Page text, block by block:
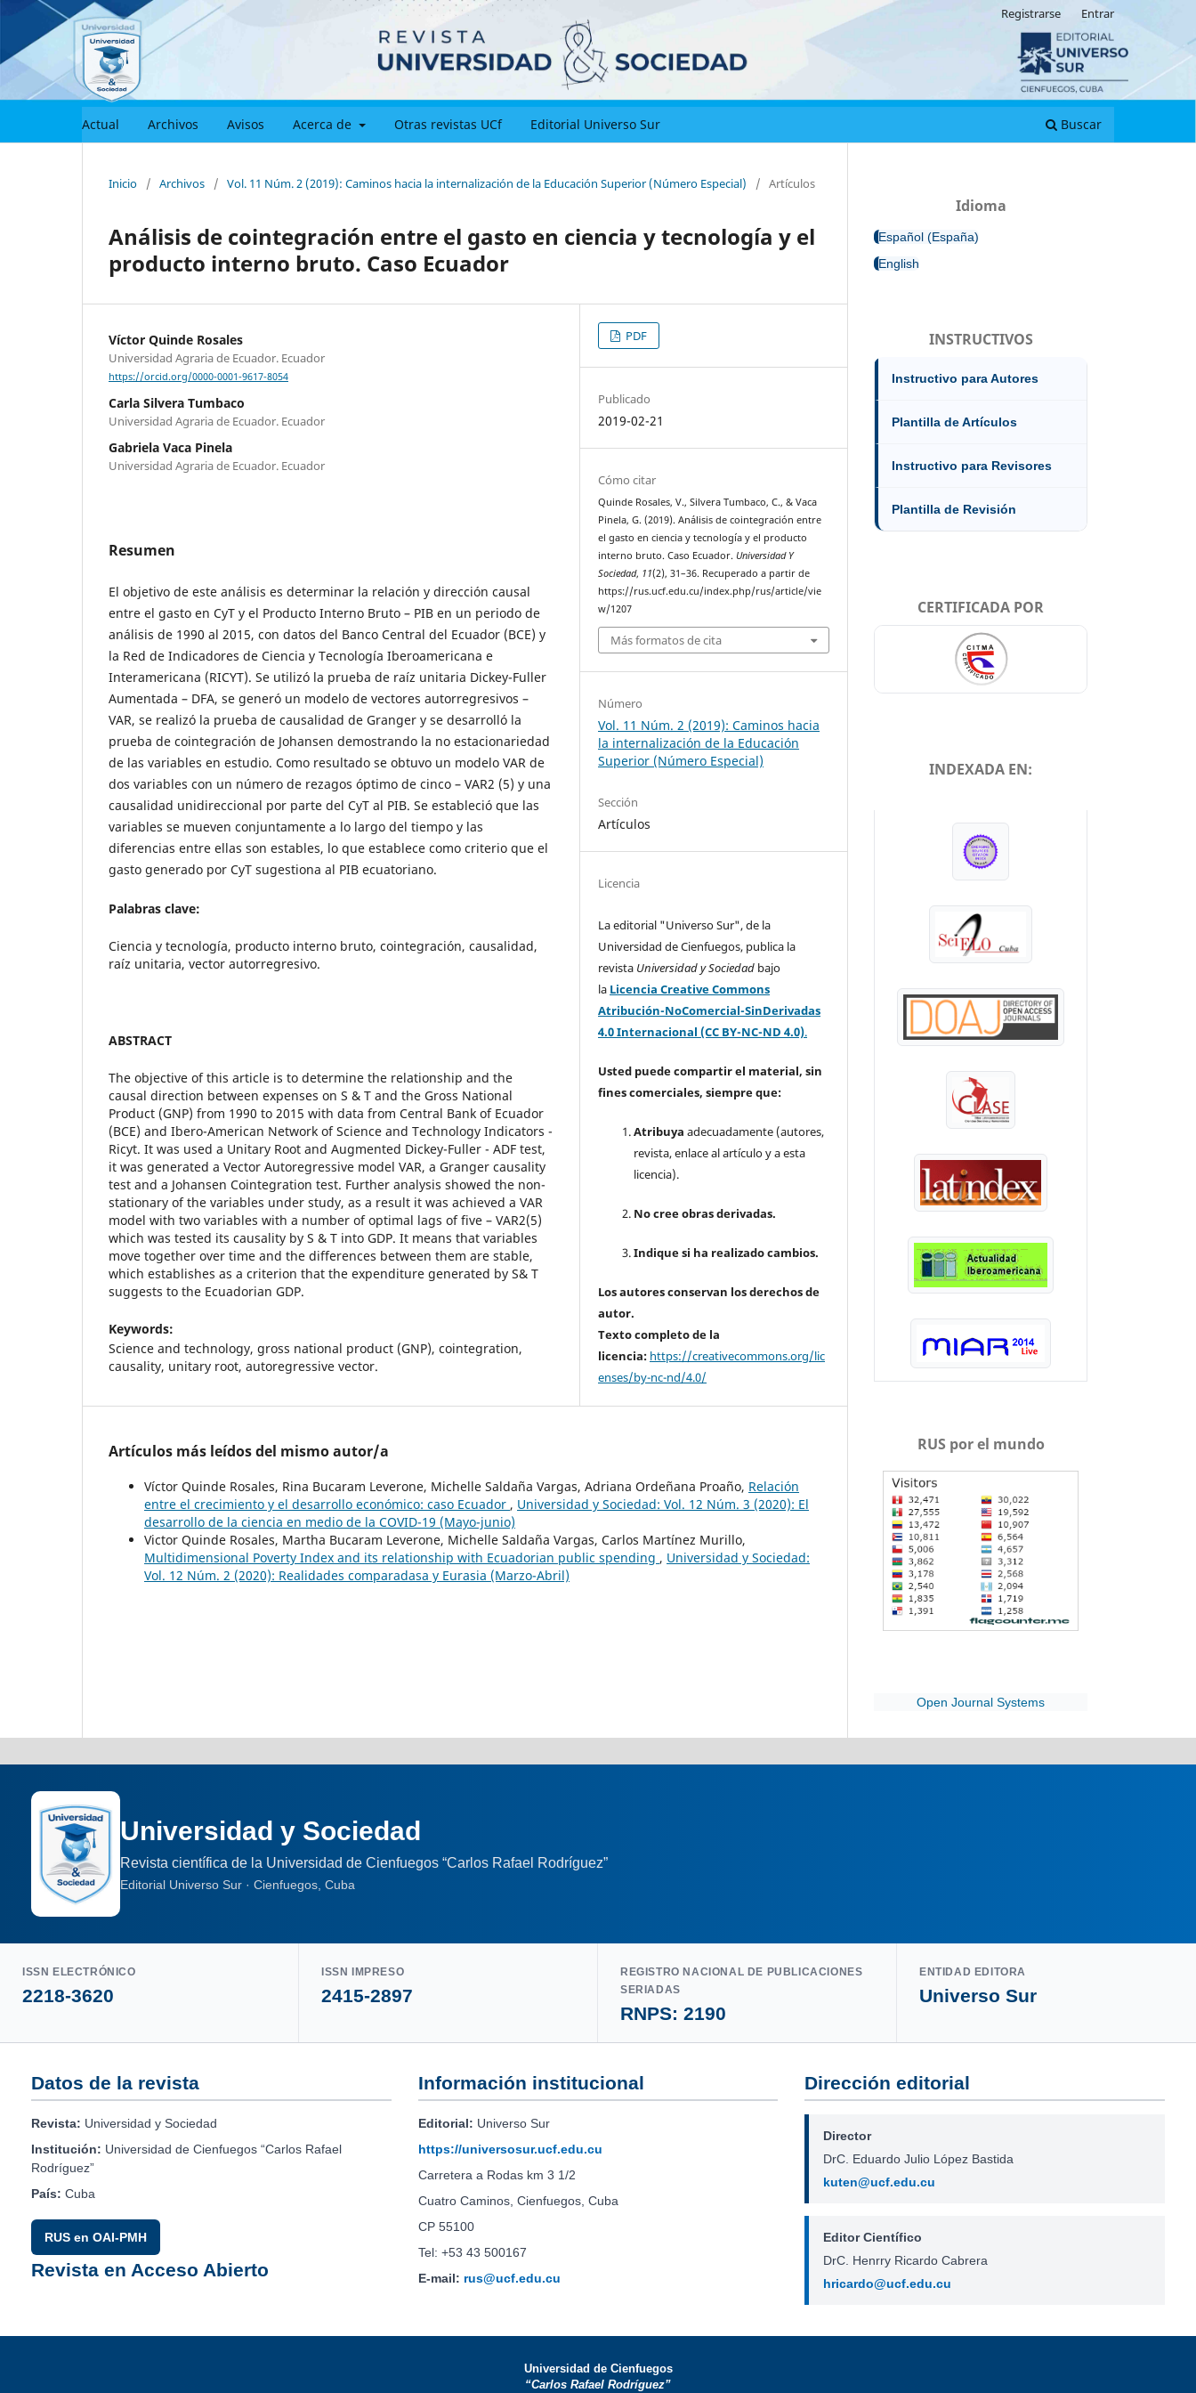
Actual Archivos Avisos Acerca de Otras revistas UCf Editorial Universo Sur Buscar
Registrarse Entrar
Inicio / Archivos / Vol. 11 Núm. 2 (2019): Caminos hacia la internalización de la Educación Superior (Número Especial) / Artículos
Análisis de cointegración entre el gasto en ciencia y tecnología y el
producto interno bruto. Caso Ecuador
Víctor Quinde Rosales
Universidad Agraria de Ecuador. Ecuador
https://orcid.org/0000-0001-9617-8054
Carla Silvera Tumbaco
Universidad Agraria de Ecuador. Ecuador
Gabriela Vaca Pinela
Universidad Agraria de Ecuador. Ecuador
Resumen
El objetivo de este análisis es determinar la relación y dirección causal
entre el gasto en CyT y el Producto Interno Bruto – PIB en un periodo de
análisis de 1990 al 2015, con datos del Banco Central del Ecuador (BCE) y
la Red de Indicadores de Ciencia y Tecnología Iberoamericana e
Interamericana (RICYT). Se utilizó la prueba de raíz unitaria Dickey-Fuller
Aumentada – DFA, se generó un modelo de vectores autorregresivos –
VAR, se realizó la prueba de causalidad de Granger y se desarrolló la
prueba de cointegración de Johansen demostrando la no estacionariedad
de las variables en estudio. Como resultado se obtuvo un modelo VAR de
dos variables con un número de rezagos óptimo de cinco – VAR2 (5) y una
causalidad unidireccional por parte del CyT al PIB. Se estableció que las
variables se mueven conjuntamente a lo largo del tiempo y las
diferencias entre ellas son estables, lo que establece como criterio que el
gasto generado por CyT sugestiona al PIB ecuatoriano.
Palabras clave:
Ciencia y tecnología, producto interno bruto, cointegración, causalidad,
raíz unitaria, vector autorregresivo.
ABSTRACT
The objective of this article is to determine the relationship and the
causal direction between expenses on S & T and the Gross National
Product (GNP) from 1990 to 2015 with data from Central Bank of Ecuador
(BCE) and Ibero-American Network of Science and Technology Indicators -
Ricyt. It was used a Unitary Root and Augmented Dickey-Fuller - ADF test,
it was generated a Vector Autoregressive model VAR, a Granger causality
test and a Johansen Cointegration test. Further analysis showed the non-
stationary of the variables under study, as a result it was achieved a VAR
model with two variables with a number of optimal lags of five – VAR2(5)
which was tested its causality by S & T into GDP. It means that variables
move together over time and the differences between them are stable,
which establishes as a criterion that the expenditure generated by S& T
suggests to the Ecuadorian GDP.
Keywords:
Science and technology, gross national product (GNP), cointegration,
causality, unitary root, autoregressive vector.
PDF
Publicado
2019-02-21
Cómo citar
Quinde Rosales, V., Silvera Tumbaco, C., & Vaca
Pinela, G. (2019). Análisis de cointegración entre
el gasto en ciencia y tecnología y el producto
interno bruto. Caso Ecuador. Universidad Y
Sociedad, 11(2), 31–36. Recuperado a partir de
https://rus.ucf.edu.cu/index.php/rus/article/vie
w/1207
Más formatos de cita
Número
Vol. 11 Núm. 2 (2019): Caminos hacia
la internalización de la Educación
Superior (Número Especial)
Sección
Artículos
Licencia
La editorial "Universo Sur", de la
Universidad de Cienfuegos, publica la
revista Universidad y Sociedad bajo
la Licencia Creative Commons
Atribución-NoComercial-SinDerivadas
4.0 Internacional (CC BY-NC-ND 4.0).
Usted puede compartir el material, sin
fines comerciales, siempre que:
Atribuya adecuadamente (autores,
revista, enlace al artículo y a esta
licencia).
No cree obras derivadas.
Indique si ha realizado cambios.
Los autores conservan los derechos de
autor.
Texto completo de la
licencia: https://creativecommons.org/lic
enses/by-nc-nd/4.0/
Artículos más leídos del mismo autor/a
Víctor Quinde Rosales, Rina Bucaram Leverone, Michelle Saldaña Vargas, Adriana Ordeñana Proaño, Relación
entre el crecimiento y el desarrollo económico: caso Ecuador , Universidad y Sociedad: Vol. 12 Núm. 3 (2020): El
desarrollo de la ciencia en medio de la COVID-19 (Mayo-junio)
Victor Quinde Rosales, Martha Bucaram Leverone, Michelle Saldaña Vargas, Carlos Martínez Murillo,
Multidimensional Poverty Index and its relationship with Ecuadorian public spending , Universidad y Sociedad:
Vol. 12 Núm. 2 (2020): Realidades comparadasa y Eurasia (Marzo-Abril)
Idioma
Español (España)
English
INSTRUCTIVOS
Instructivo para Autores
Plantilla de Artículos
Instructivo para Revisores
Plantilla de Revisión
CERTIFICADA POR
INDEXADA EN:
RUS por el mundo
Open Journal Systems
Universidad y Sociedad
Revista científica de la Universidad de Cienfuegos “Carlos Rafael Rodríguez”
Editorial Universo Sur · Cienfuegos, Cuba
ISSN ELECTRÓNICO
2218-3620
ISSN IMPRESO
2415-2897
REGISTRO NACIONAL DE PUBLICACIONES
SERIADAS
RNPS: 2190
ENTIDAD EDITORA
Universo Sur
Datos de la revista
Revista: Universidad y Sociedad
Institución: Universidad de Cienfuegos “Carlos Rafael
Rodríguez”
País: Cuba
RUS en OAI-PMH
Revista en Acceso Abierto
Información institucional
Editorial: Universo Sur
https://universosur.ucf.edu.cu
Carretera a Rodas km 3 1/2
Cuatro Caminos, Cienfuegos, Cuba
CP 55100
Tel: +53 43 500167
E-mail: rus@ucf.edu.cu
Dirección editorial
Director
DrC. Eduardo Julio López Bastida
kuten@ucf.edu.cu
Editor Científico
DrC. Henrry Ricardo Cabrera
hricardo@ucf.edu.cu
Universidad de Cienfuegos
“Carlos Rafael Rodríguez”